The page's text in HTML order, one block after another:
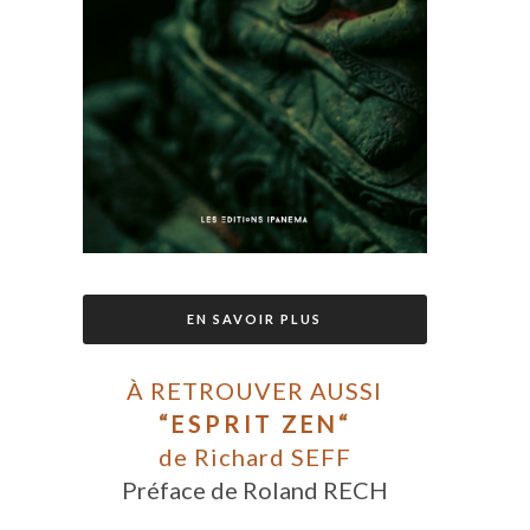
EN SAVOIR PLUS
À RETROUVER AUSSI
“ESPRIT ZEN“
de Richard SEFF
Préface de Roland RECH